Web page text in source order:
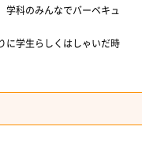
学科のみんなでバーベキュ
に学生らしくはしゃいだ時